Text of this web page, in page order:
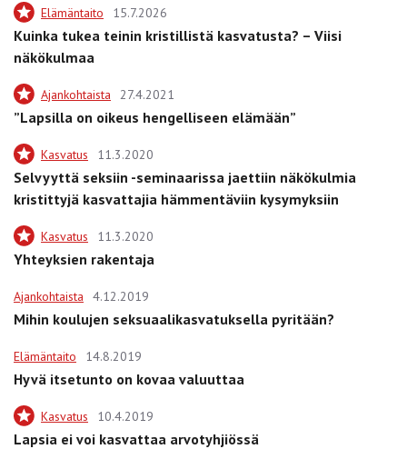
Elämäntaito 15.7.2026
Kuinka tukea teinin kristillistä kasvatusta? – Viisi
näkökulmaa
Ajankohtaista 27.4.2021
”Lapsilla on oikeus hengelliseen elämään”
Kasvatus 11.3.2020
Selvyyttä seksiin -seminaarissa jaettiin näkökulmia
kristittyjä kasvattajia hämmentäviin kysymyksiin
Kasvatus 11.3.2020
Yhteyksien rakentaja
Ajankohtaista 4.12.2019
Mihin koulujen seksuaalikasvatuksella pyritään?
Elämäntaito 14.8.2019
Hyvä itsetunto on kovaa valuuttaa
Kasvatus 10.4.2019
Lapsia ei voi kasvattaa arvotyhjiössä